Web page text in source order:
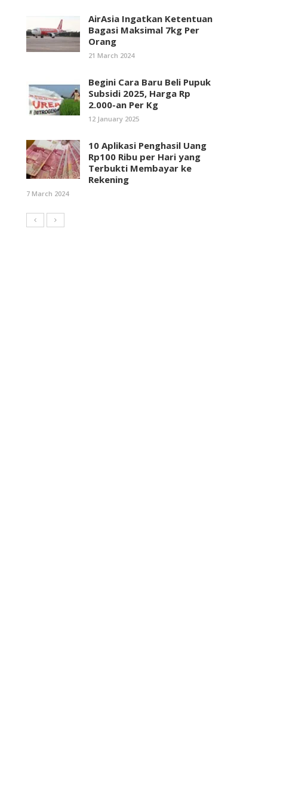
AirAsia Ingatkan Ketentuan
Bagasi Maksimal 7kg Per
Orang
21 March 2024
Begini Cara Baru Beli Pupuk
Subsidi 2025, Harga Rp
2.000-an Per Kg
12 January 2025
10 Aplikasi Penghasil Uang
Rp100 Ribu per Hari yang
Terbukti Membayar ke
Rekening
7 March 2024